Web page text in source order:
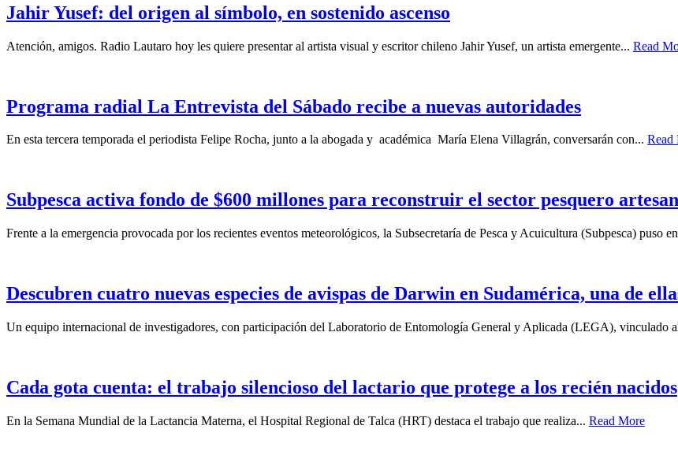
Jahir Yusef: del origen al símbolo, en sostenido ascenso
Atención, amigos. Radio Lautaro hoy les quiere presentar al artista visual y escritor chileno Jahir Yusef, un artista emergente... Read
Programa radial La Entrevista del Sábado recibe a nuevas autoridades
En esta tercera temporada el periodista Felipe Rocha, junto a la abogada y académica María Elena Villagrán, conversarán con... Read
Subpesca activa fondo de $600 millones para reconstruir el sector pesquero
Frente a la emergencia provocada por los recientes eventos meteorológicos, la Subsecretaría de Pesca y Acuicultura (Subpesca) puso
Descubren cuatro nuevas especies de avispas de Darwin en Sudamérica, una de
Un equipo internacional de investigadores, con participación del Laboratorio de Entomología General y Aplicada (LEGA), vinculado
Cada gota cuenta: el trabajo silencioso del lactario que protege a los recién nacidos
En la Semana Mundial de la Lactancia Materna, el Hospital Regional de Talca (HRT) destaca el trabajo que realiza... Read More